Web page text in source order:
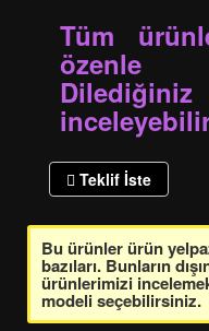
Tüm
özenle
Teklif İste
Bu ürünler ürün
bazıları. Bunların
ürünlerimizi
modeli seçebilirsiniz.